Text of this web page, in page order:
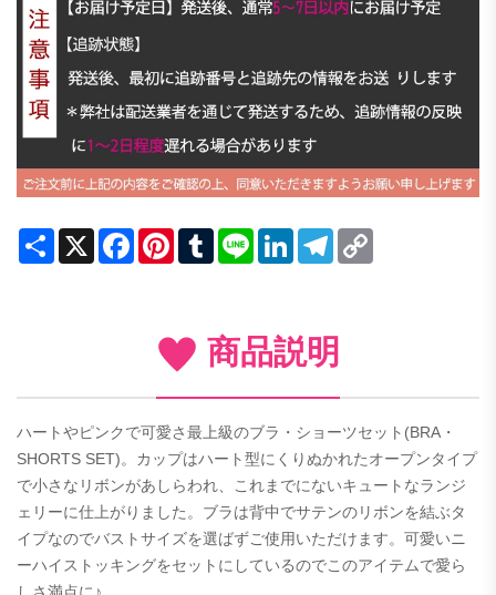
Share X FacebookPinterestTumblrLine LinkedInTelegram
商品説明
ハートやピンクで可愛さ最上級のブラ・ショーツセット(BRA・
SHORTS SET)。カップはハート型にくりぬかれたオープンタイプ
で小さなリボンがあしらわれ、これまでにないキュートなランジ
ェリーに仕上がりました。ブラは背中でサテンのリボンを結ぶタ
イプなのでバストサイズを選ばずご使用いただけます。可愛いニ
ーハイストッキングをセットにしているのでこのアイテムで愛ら